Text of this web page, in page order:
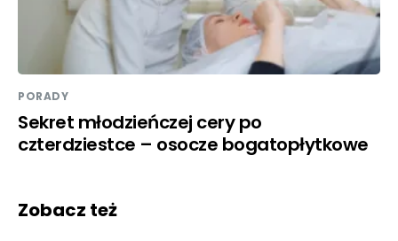
PORADY
Sekret młodzieńczej cery po
czterdziestce – osocze bogatopłytkowe
Zobacz też